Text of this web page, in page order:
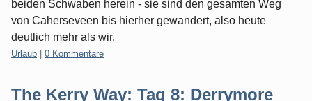
beiden Schwaben herein - sie sind den gesamten Weg
von Caherseveen bis hierher gewandert, also heute
deutlich mehr als wir.
Kategorien:
Urlaub 0 Kommentare
The Kerry Way: Tag 8: Derrymore